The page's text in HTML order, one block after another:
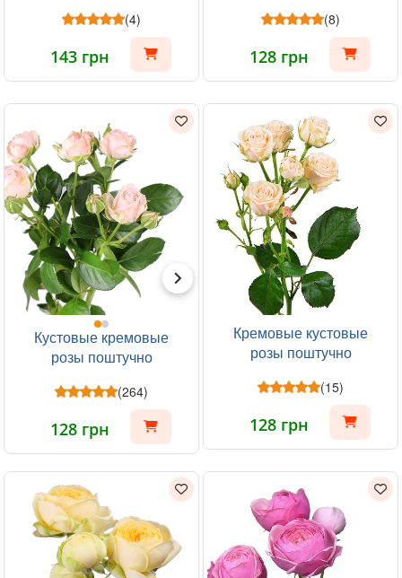
(4)
143 грн
(8)
128 грн
Кустовые кремовые
розы поштучно
(264)
128 грн
Кремовые кустовые
розы поштучно
(15)
128 грн